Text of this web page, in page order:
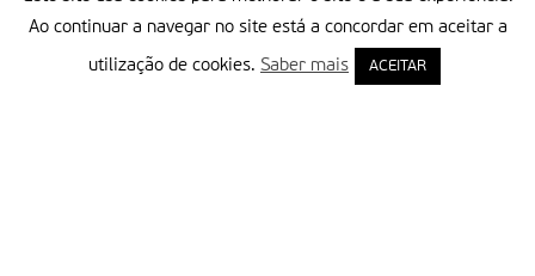
Ao continuar a navegar no site está a concordar em aceitar a
utilização de cookies. Saber mais ACEITAR